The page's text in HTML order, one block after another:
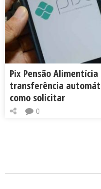
Pix Pensão
transferência
como solicitar
0